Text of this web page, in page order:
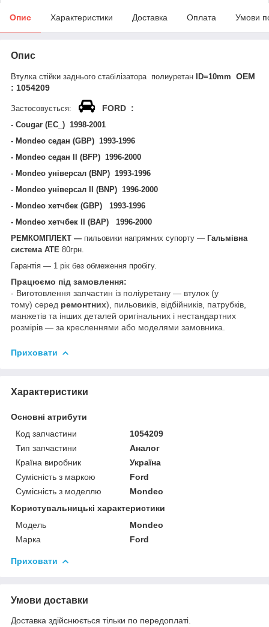
Опис Характеристики Доставка Оплата Умови
Опис
Втулка стійки заднього стабілізатора полиуретан ID=10mm ОЕМ
: 1054209
Застосовується: FORD :
- Cougar (EC_) 1998-2001
- Mondeo седан (GBP) 1993-1996
- Mondeo седан II (BFP) 1996-2000
- Mondeo універсал (BNP) 1993-1996
- Mondeo універсал II (BNP) 1996-2000
- Mondeo хетчбек (GBP) 1993-1996
- Mondeo хетчбек II (BAP) 1996-2000
РЕМКОМПЛЕКТ — пильовики напрямних супорту — Гальмівна
система АТЕ 80грн.
Гарантія — 1 рік без обмеження пробігу.
Працюємо під замовлення:
- Виготовлення запчастин із поліуретану — втулок (у
тому) серед ремонтних), пильовиків, відбійників, патрубків,
манжетів та інших деталей оригінальних і нестандартних
розмірів — за кресленнями або моделями замовника.
Приховати
Характеристики
Основні атрибути
Код запчастини
1054209
Тип запчастини
Аналог
Країна виробник
Україна
Сумісність з маркою
Ford
Сумісність з моделлю
Mondeo
Користувальницькі характеристики
Модель
Mondeo
Марка
Ford
Приховати
Умови доставки
Доставка здійснюється тільки по передоплаті.